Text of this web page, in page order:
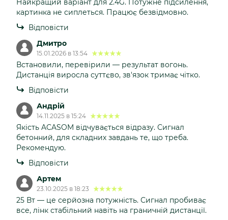
Найкращий варіант для 2.4G. Потужне підсилення,
картинка не сиплеться. Працює безвідмовно.
Відповісти
Дмитро
15.01.2026 в 13:54
Встановили, перевірили — результат вогонь.
Дистанція виросла суттєво, зв'язок тримає чітко.
Відповісти
Андрій
14.11.2025 в 15:24
Якість ACASOM відчувається відразу. Сигнал
бетонний, для складних завдань те, що треба.
Рекомендую.
Відповісти
Артем
23.10.2025 в 18:23
25 Вт — це серйозна потужність. Сигнал пробиває
все, лінк стабільний навіть на граничній дистанції.